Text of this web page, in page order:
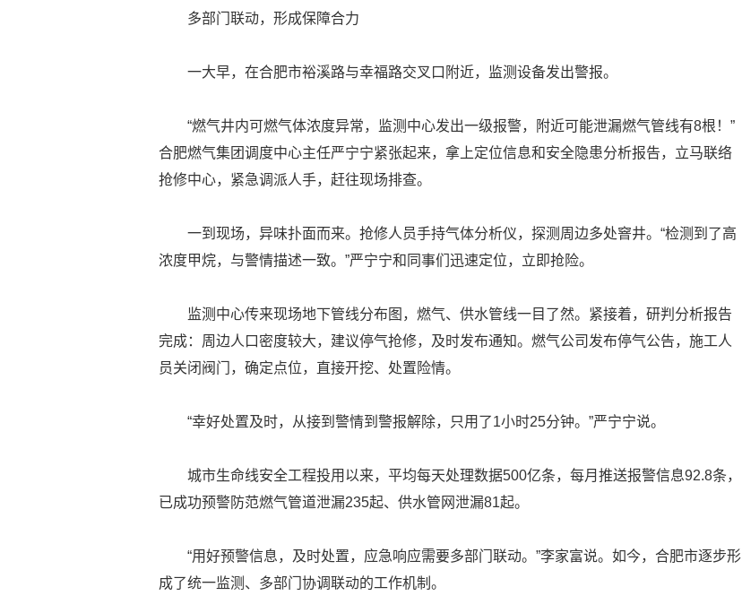
多部门联动，形成保障合力
一大早，在合肥市裕溪路与幸福路交叉口附近，监测设备发出警报。
“燃气井内可燃气体浓度异常，监测中心发出一级报警，附近可能泄漏燃气管线有8根！”
合肥燃气集团调度中心主任严宁宁紧张起来，拿上定位信息和安全隐患分析报告，立马联络
抢修中心，紧急调派人手，赶往现场排查。
一到现场，异味扑面而来。抢修人员手持气体分析仪，探测周边多处窨井。“检测到了高
浓度甲烷，与警情描述一致。”严宁宁和同事们迅速定位，立即抢险。
监测中心传来现场地下管线分布图，燃气、供水管线一目了然。紧接着，研判分析报告
完成：周边人口密度较大，建议停气抢修，及时发布通知。燃气公司发布停气公告，施工人
员关闭阀门，确定点位，直接开挖、处置险情。
“幸好处置及时，从接到警情到警报解除，只用了1小时25分钟。”严宁宁说。
城市生命线安全工程投用以来，平均每天处理数据500亿条，每月推送报警信息92.8条，
已成功预警防范燃气管道泄漏235起、供水管网泄漏81起。
“用好预警信息，及时处置，应急响应需要多部门联动。”李家富说。如今，合肥市逐步形
成了统一监测、多部门协调联动的工作机制。